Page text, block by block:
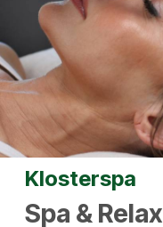
Klosterspa
Spa & Relax